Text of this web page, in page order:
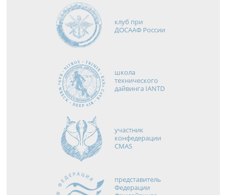
клуб при
ДОСААФ России
школа
технического
дайвинга IANTD
участник
конфедерации
CMAS
представитель
Федерации